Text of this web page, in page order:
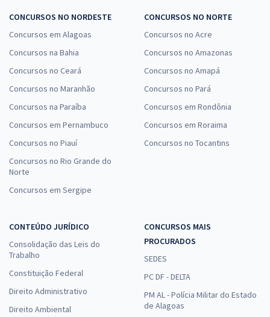
CONCURSOS NO NORDESTE
Concursos em Alagoas
Concursos na Bahia
Concursos no Ceará
Concursos no Maranhão
Concursos na Paraíba
Concursos em Pernambuco
Concursos no Piauí
Concursos no Rio Grande do
Norte
Concursos em Sergipe
CONCURSOS NO NORTE
Concursos no Acre
Concursos no Amazonas
Concursos no Amapá
Concursos no Pará
Concursos em Rondônia
Concursos em Roraima
Concursos no Tocantins
CONTEÚDO JURÍDICO
Consolidação das Leis do
Trabalho
Constituição Federal
Direito Administrativo
Direito Ambiental
CONCURSOS MAIS
PROCURADOS
SEDES
PC DF - DELTA
PM AL - Polícia Militar do Estado
de Alagoas